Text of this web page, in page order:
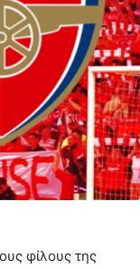
φίλους της